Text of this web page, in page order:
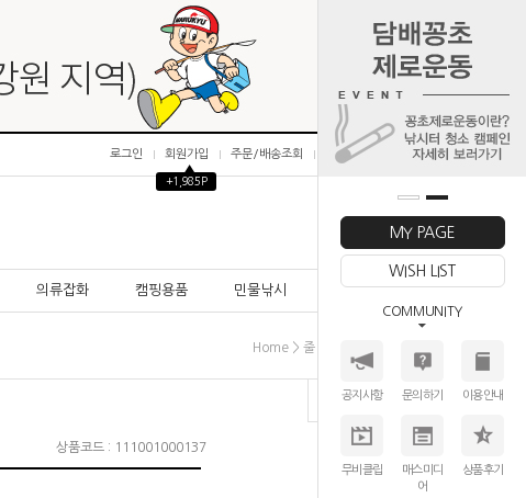
MY PAGE
WISH LIST
COMMUNITY
공지사항 문의하기 이용안내
무비클립
매스미디
어
상품후기
로그인 회원가입
▲
+1,985P
주문/배송조회 마이페이지
의류잡화 캠핑용품 민물낚시 바다낚시
Home > 줄│LINE
상품코드 : 111001000137